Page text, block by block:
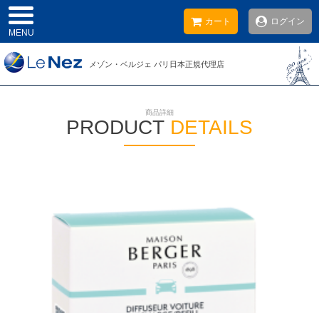
メゾン・ベルジェ パリ日本正規代理店
カート
ログイン
MENU
商品詳細
PRODUCT DETAILS